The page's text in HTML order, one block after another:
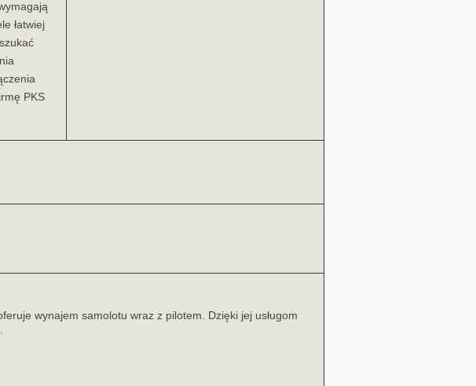
łatwiej
PKS
wynajem samolotu wraz z pilotem. Dzięki jej usługom